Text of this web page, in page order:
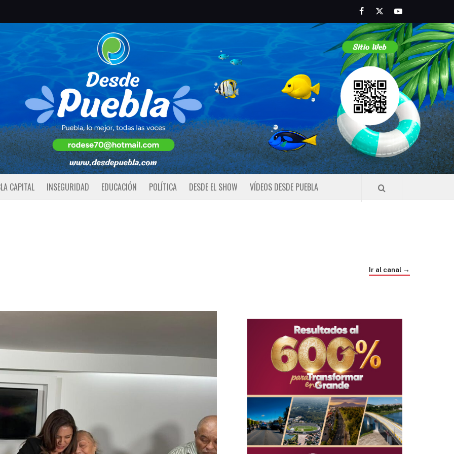
FacebookTwitterYoutube
CAPITAL INSEGURIDAD EDUCACIÓN POLÍTICA DESDE EL SHOW VÍDEOS DESDE PUEBLA
Ir al canal →